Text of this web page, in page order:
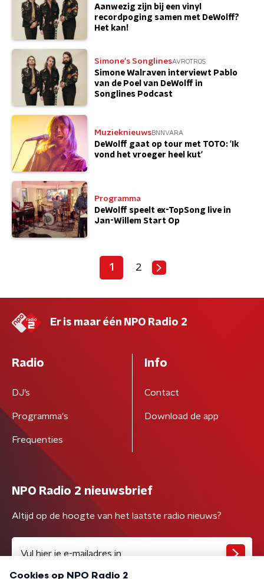
Aanwezig zijn bij een vinyl
recordpoging samen met DeWolff?
Het kan!
Simone's SonglinesAVROTROS
Simone Walraven interviewt Pablo
van de Poel van DeWolff in
Songlines Podcast
MuzieknieuwsBNNVARA
DeWolff gaat op tour met TOTO: 'Ik
vond het vroeger heel kut'
Programma
DeWolff speelt ex-TopSong live in
Jan-Willem Start Op
1 2
Er is maar één NPO Radio 2
Radio
DJ’s
Programma's
Frequenties
Info
Contact
Download de app
NPO Radio 2 nieuwsbrief
Altijd op de hoogte van het laatste radio nieuws?